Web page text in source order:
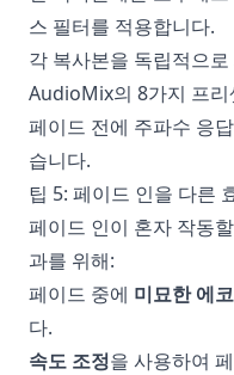
스 필터를 적용합니다.
각 복사본을 독립적으
AudioMix의 8가지 프
페이드 전에 주파수 응
습니다.
팁 5: 페이드 인을 다른
페이드 인이 혼자 작동
과를 위해:
페이드 중에 미묘한 에
다.
속도 조정을 사용하여